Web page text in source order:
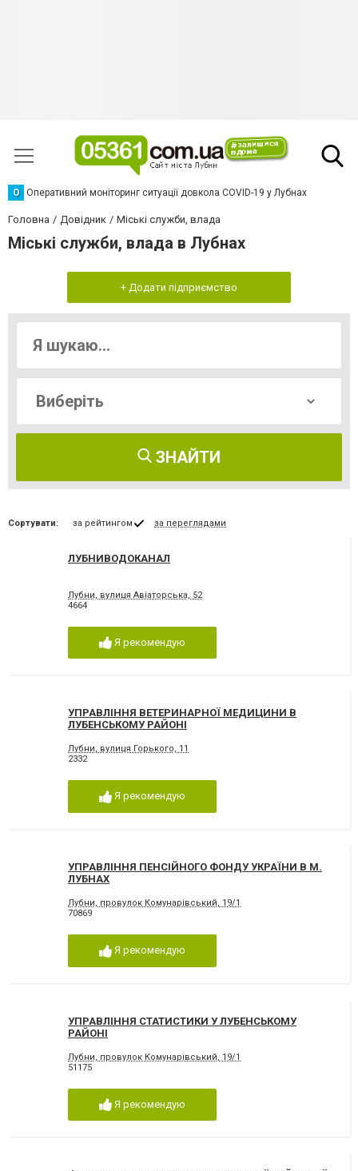
О Оперативний моніторинг ситуації довкола COVID-19 у Лубнах
Головна Довідник Міські служби, влада
Міські служби, влада в Лубнах
+ Додати підприємство
ЗНАЙТИ
Сортувати: за рейтингом за переглядами
ЛУБНИВОДОКАНАЛ
Лубни, вулиця Авіаторська, 52
4664
Я рекомендую
УПРАВЛІННЯ ВЕТЕРИНАРНОЇ МЕДИЦИНИ В
ЛУБЕНСЬКОМУ РАЙОНІ
Лубни, вулиця Горького, 11
2332
Я рекомендую
УПРАВЛІННЯ ПЕНСІЙНОГО ФОНДУ УКРАЇНИ В М.
ЛУБНАХ
Лубни, провулок Комунарівський, 19/1
70869
Я рекомендую
УПРАВЛІННЯ СТАТИСТИКИ У ЛУБЕНСЬКОМУ
РАЙОНІ
Лубни, провулок Комунарівський, 19/1
51175
Я рекомендую